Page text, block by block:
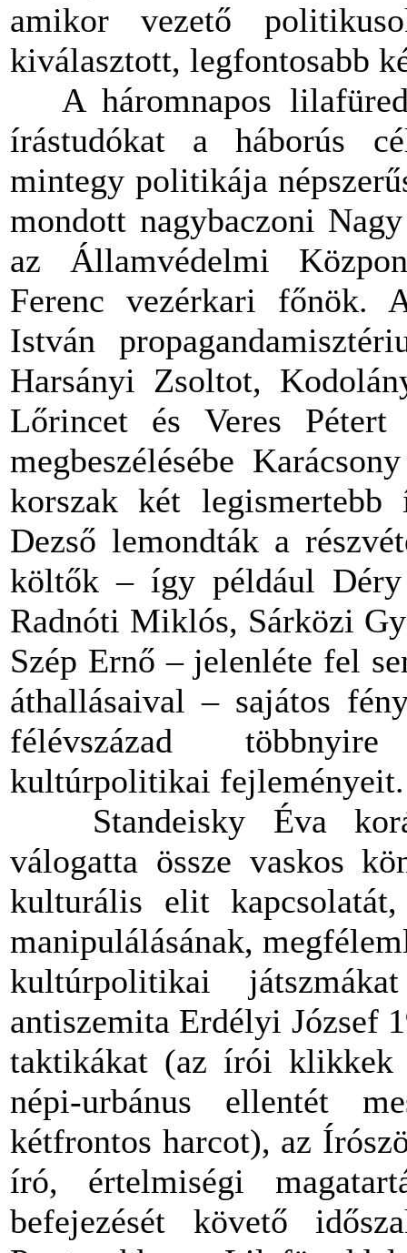
amikor vezető
kiválasztott, legfontosabb
A háromnapos
írástudókat a háborús
mintegy politikája
mondott nagybaczoni
az Államvédelmi
Ferenc vezérkari főnök.
István
Harsányi Zsoltot,
Lőrincet és Veres
megbeszélésébe
korszak két legismertebb
Dezső lemondták a
költők – így például
Radnóti Miklós, Sárközi
Szép Ernő – jelenléte fel
áthallásaival – sajátos
félévszázad
kultúrpolitikai fejleményeit.
Standeisky Éva
válogatta össze vaskos
kulturális elit
manipulálásának,
kultúrpolitikai
antiszemita Erdélyi József
taktikákat (az írói klikkek
népi-urbánus ellentét
kétfrontos harcot), az
író, értelmiségi
befejezését követő